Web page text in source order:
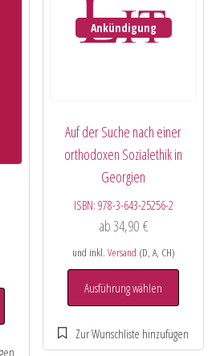
Ankündigung
Auf der Suche nach einer
orthodoxen Sozialethik in
Georgien
ISBN: 978-3-643-25256-2
ab34,90 €
und inkl. Versand (D, A, CH)
Ausführung wählen